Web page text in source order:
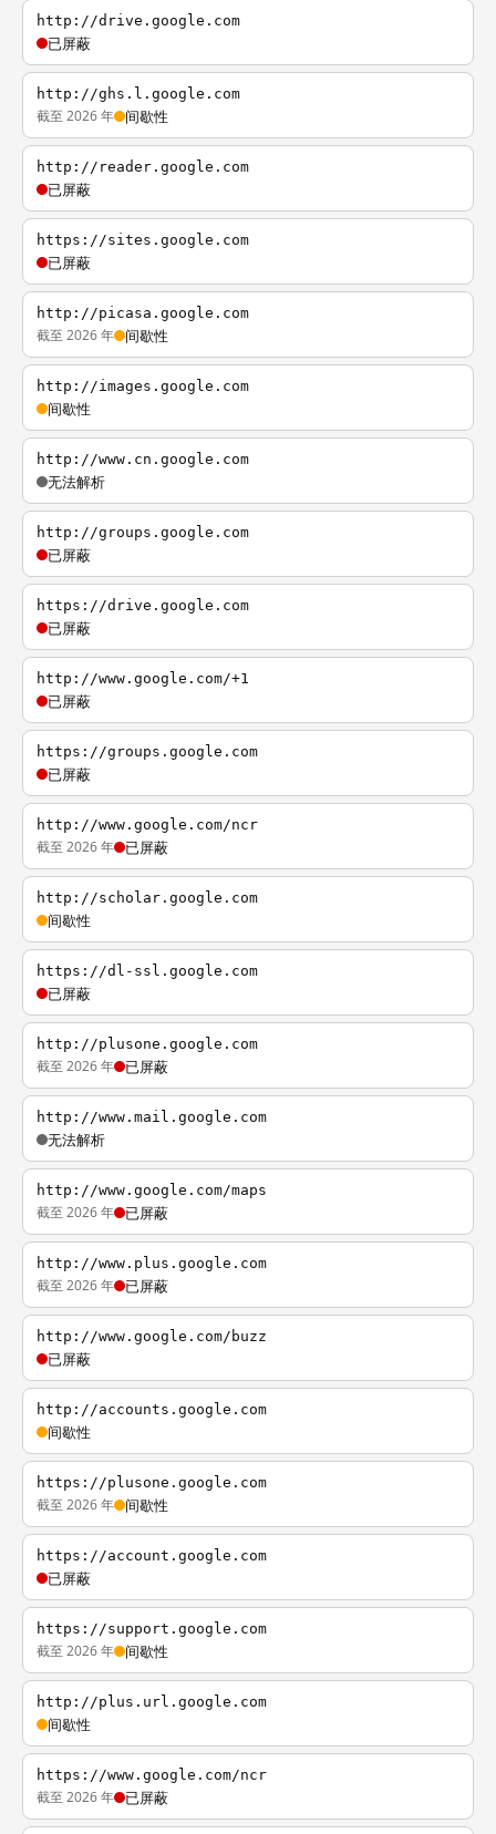
http://drive.google.com
已屏蔽
http://ghs.l.google.com
截至 2026 年 间歇性
http://reader.google.com
已屏蔽
https://sites.google.com
已屏蔽
http://picasa.google.com
截至 2026 年 间歇性
http://images.google.com
间歇性
http://www.cn.google.com
无法解析
http://groups.google.com
已屏蔽
https://drive.google.com
已屏蔽
http://www.google.com/+1
已屏蔽
https://groups.google.com
已屏蔽
http://www.google.com/ncr
截至 2026 年 已屏蔽
http://scholar.google.com
间歇性
https://dl-ssl.google.com
已屏蔽
http://plusone.google.com
截至 2026 年 已屏蔽
http://www.mail.google.com
无法解析
http://www.google.com/maps
截至 2026 年 已屏蔽
http://www.plus.google.com
截至 2026 年 已屏蔽
http://www.google.com/buzz
已屏蔽
http://accounts.google.com
间歇性
https://plusone.google.com
截至 2026 年 间歇性
https://account.google.com
已屏蔽
https://support.google.com
截至 2026 年 间歇性
http://plus.url.google.com
间歇性
https://www.google.com/ncr
截至 2026 年 已屏蔽